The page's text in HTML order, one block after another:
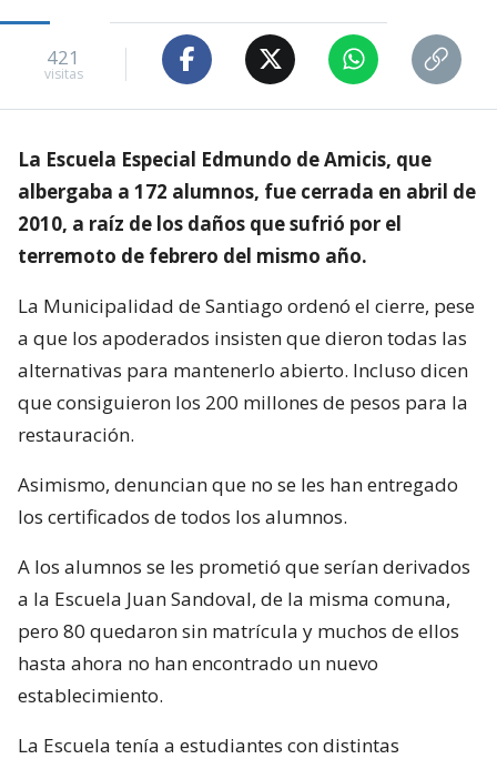
421
visitas
La Escuela Especial Edmundo de Amicis, que
albergaba a 172 alumnos, fue cerrada en abril de
2010, a raíz de los daños que sufrió por el
terremoto de febrero del mismo año.
La Municipalidad de Santiago ordenó el cierre, pese
a que los apoderados insisten que dieron todas las
alternativas para mantenerlo abierto. Incluso dicen
que consiguieron los 200 millones de pesos para la
restauración.
Asimismo, denuncian que no se les han entregado
los certificados de todos los alumnos.
A los alumnos se les prometió que serían derivados
a la Escuela Juan Sandoval, de la misma comuna,
pero 80 quedaron sin matrícula y muchos de ellos
hasta ahora no han encontrado un nuevo
establecimiento.
La Escuela tenía a estudiantes con distintas